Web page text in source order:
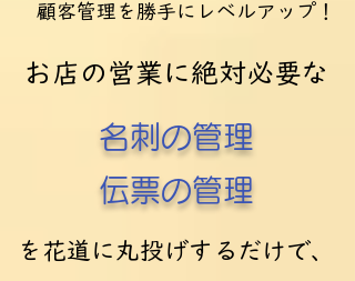
顧客管理を勝手にレベルアップ！
お店の​営業に絶対必要な
名刺の管理
伝票の管理
を花道に丸投げするだけで、